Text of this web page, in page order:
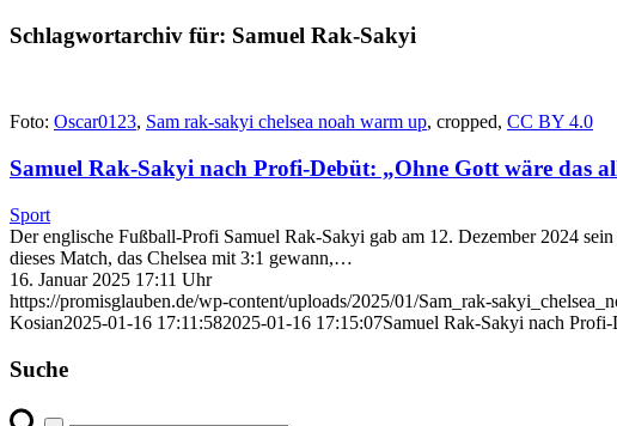
Schlagwortarchiv für: Samuel Rak-Sakyi
Foto: Oscar0123, Sam rak-sakyi chelsea noah warm up, cropped, CC BY 4.0
Samuel Rak-Sakyi nach Profi-Debüt: „Ohne Gott wäre das
Sport
Der englische Fußball-Profi Samuel Rak-Sakyi gab am 12. Dezember 2024
dieses Match, das Chelsea mit 3:1 gewann,…
16. Januar 2025 17:11 Uhr
https://promisglauben.de/wp-content/uploads/2025/01/Sam_rak-
Kosian2025-01-16 17:11:582025-01-16 17:15:07Samuel Rak-Sakyi nach
Suche